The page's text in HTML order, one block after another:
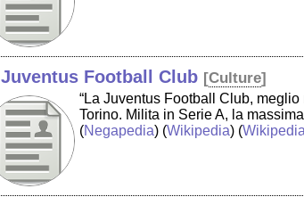
Juventus Football Club [Culture]
“La Juventus Football Club,
Torino. Milita in Serie A, la
(Negapedia) (Wikipedia) (